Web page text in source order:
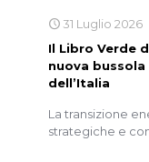
31 Luglio 2026
Il Libro Verde
nuova
dell’Italia
La transizione
strategiche e